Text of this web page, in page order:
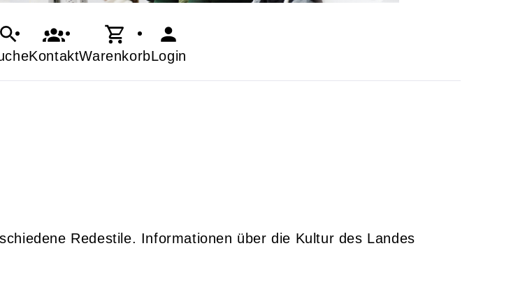
KontaktWarenkorbLogin
Redestile. Informationen über die Kultur des Landes